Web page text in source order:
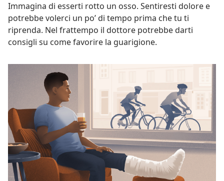
Immagina di esserti rotto un osso. Sentiresti dolore e
potrebbe volerci un po’ di tempo prima che tu ti
riprenda. Nel frattempo il dottore potrebbe darti
consigli su come favorire la guarigione.